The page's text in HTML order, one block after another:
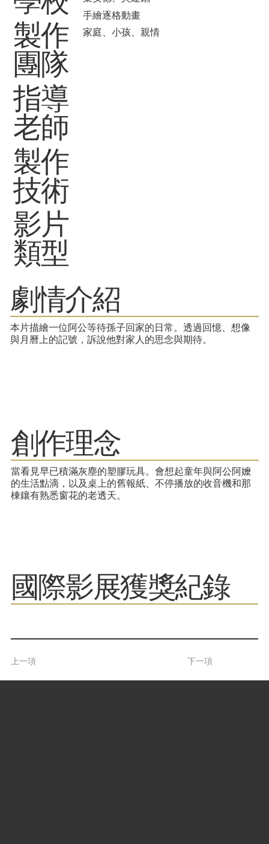
製作
團隊
指導
老師
製作
技術
影片
類型
手繪逐格動畫
家庭、小孩、親情
劇情介紹
本片描繪一位阿公等待孫子回家的日常。透過回憶、想像
與月曆上的記號，訴說他對家人的思念與期待。
​創作理念
當看見早已積滿灰塵的塑膠玩具。會想起童年與阿公阿嬤
的生活點滴，以及桌上的舊報紙、不停播放的收音機和那
棟鑲有熟悉窗花的老透天。
​國際影展獲獎紀錄
上一項 下一項